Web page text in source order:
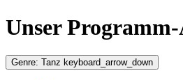
Unser
Genre: Tanz keyboard_arrow_down